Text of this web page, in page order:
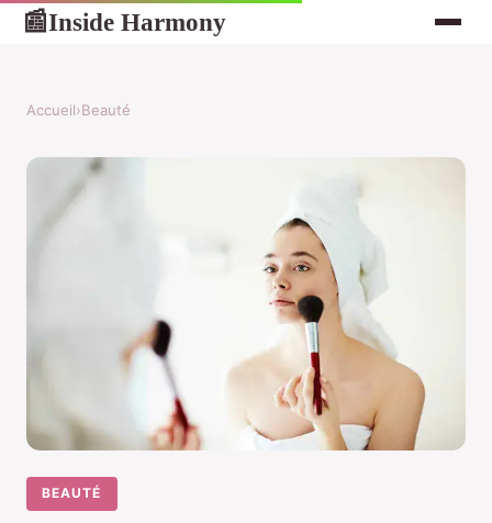
📰Inside Harmony
Accueil›Beauté
BEAUTÉ